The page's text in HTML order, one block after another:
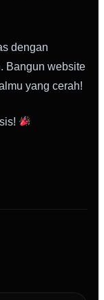
dengan
Bangun website
yang cerah!